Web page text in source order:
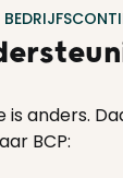
is anders.
BCP: